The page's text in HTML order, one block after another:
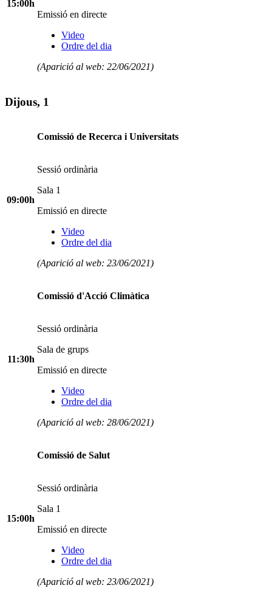
15:00h
Emissió en directe
Video
Ordre del dia
(Aparició al web: 22/06/2021)
Dijous, 1
09:00h
Comissió de Recerca i Universitats
Sessió ordinària
Sala 1
Emissió en directe
Video
Ordre del dia
(Aparició al web: 23/06/2021)
11:30h
Comissió d'Acció Climàtica
Sessió ordinària
Sala de grups
Emissió en directe
Video
Ordre del dia
(Aparició al web: 28/06/2021)
15:00h
Comissió de Salut
Sessió ordinària
Sala 1
Emissió en directe
Video
Ordre del dia
(Aparició al web: 23/06/2021)